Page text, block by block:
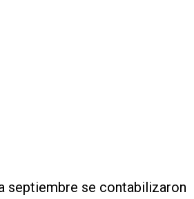
septiembre se contabilizaron